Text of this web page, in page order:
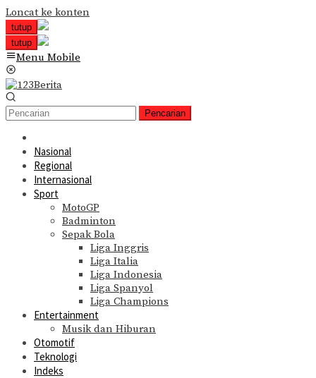
Loncat ke konten
tutup
tutup
Menu Mobile
Pencarian
Nasional
Regional
Internasional
Sport
MotoGP
Badminton
Sepak Bola
Liga Inggris
Liga Italia
Liga Indonesia
Liga Spanyol
Liga Champions
Entertainment
Musik dan Hiburan
Otomotif
Teknologi
Indeks